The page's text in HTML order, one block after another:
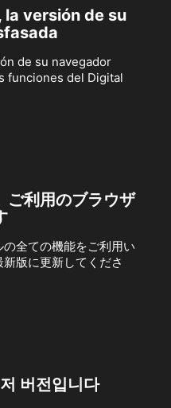
versión de su
de su navegador
funciones del Digital
ご利用のブラウザ
全ての機能をご利用い
版に更新してくださ
버전입니다